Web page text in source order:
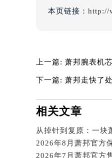
辽
辽宁
辽宁
辽宁
北京
本页链接： http://
上一篇: 萧邦腕表机
下一篇: 萧邦走快了
相关文章
从掉针到复原：一块